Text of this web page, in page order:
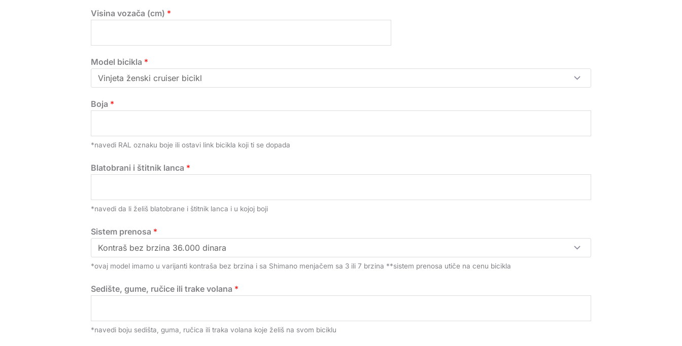
Visina vozača (cm) *
Model bicikla *
Boja *
*navedi RAL oznaku boje ili ostavi link bicikla koji ti se dopada
Blatobrani i štitnik lanca *
*navedi da li želiš blatobrane i štitnik lanca i u kojoj boji
Sistem prenosa *
*ovaj model imamo u varijanti kontraša bez brzina i sa Shimano menjačem sa 3 ili 7 brzina **sistem prenosa utiče na cenu bicikla
Sedište, gume, ručice ili trake volana *
*navedi boju sedišta, guma, ručica ili traka volana koje želiš na svom biciklu